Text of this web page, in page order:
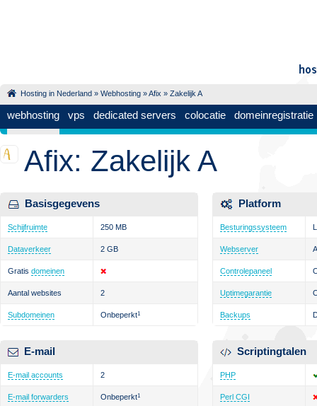
Hosting in Nederland » Webhosting »Afix » Zakelijk A
webhosting vps dedicated servers colocatie domeinregistratie
Afix: Zakelijk A
Basisgegevens
Schijfruimte 250 MB
Dataverkeer 2 GB
Gratis domeinen
Aantal websites 2
Subdomeinen Onbeperkt1
E-mail
E-mail accounts 2
E-mail forwarders Onbeperkt1
Platform
Besturingssysteem
Webserver
Controlepaneel
Uptimegarantie
Backups
Scriptingtalen
PHP
Perl CGI